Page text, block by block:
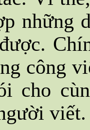
những
công
cho
viết.